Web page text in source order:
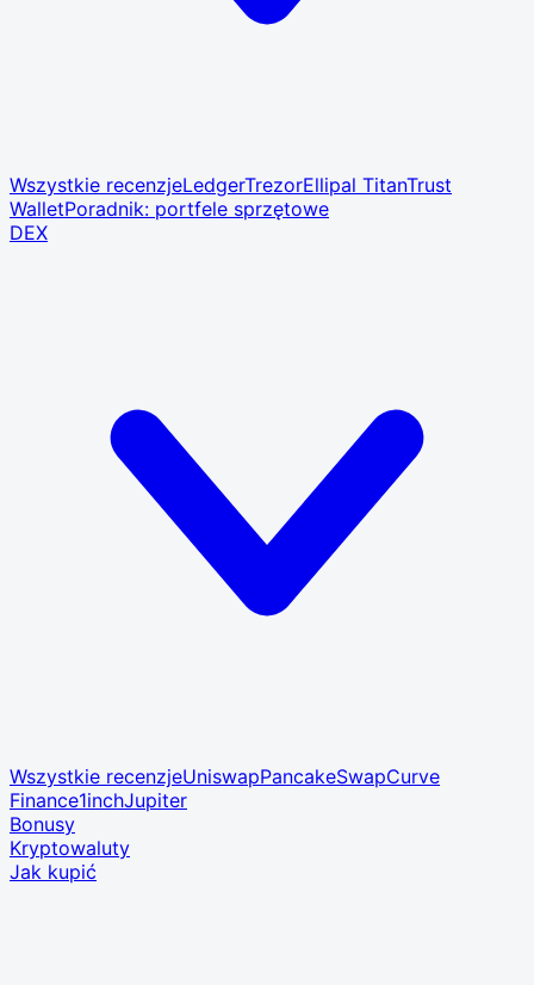
Wszystkie recenzjeLedgerTrezorEllipal TitanTrust
WalletPoradnik: portfele sprzętowe
DEX
Wszystkie recenzjeUniswapPancakeSwapCurve
Finance1inchJupiter
Bonusy
Kryptowaluty
Jak kupić